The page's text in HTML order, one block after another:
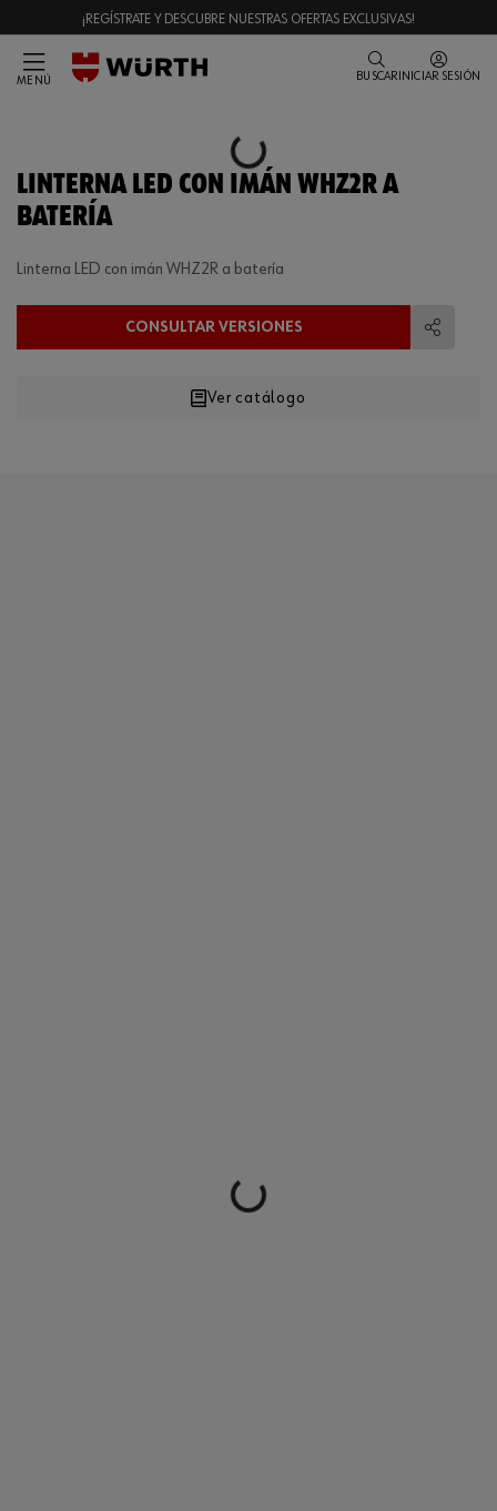
¡REGÍSTRATE Y DESCUBRE NUESTRAS OFERTAS EXCLUSIVAS!
MENÚ BUSCAR INICIAR SESIÓN
Loading...
LINTERNA LED CON IMÁN WHZ2R A
BATERÍA
Linterna LED con imán WHZ2R a batería
CONSULTAR VERSIONES
Ver catálogo